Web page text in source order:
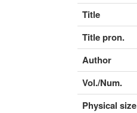
Title
Title pron.
Author
Vol./Num.
Physical size